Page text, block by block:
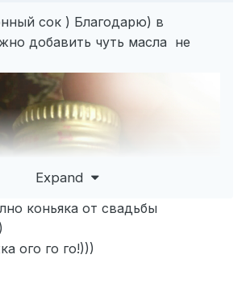
сок ) Благодарю) в
добавить чуть масла не
Expand
коньяка от свадьбы
ого го го!)))